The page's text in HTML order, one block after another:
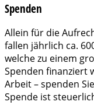
Spenden
Allein für die
fallen jährlich ca.
welche zu einem
Spenden finanziert
Arbeit – spenden
Spende ist